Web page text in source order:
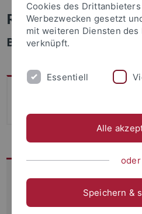
Rebekka Werner
Bibliothek
Wilhelmstr. 19
Cookies des
Werbezwecken gesetzt
mit weiteren Diensten
verknüpft.
Essentiell
Alle
oder
Speichern &